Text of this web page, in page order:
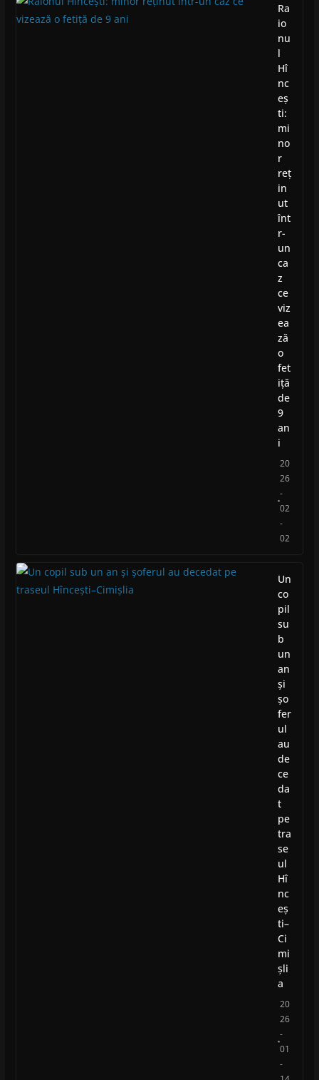
Ra
io
nu
l
Hî
nc
eș
ti:
mi
no
r
reț
in
ut
înt
r-
un
ca
z
ce
viz
ea
ză
o
fet
iță
de
9
an
i
20
26
-
02
-
02
Un
co
pil
su
b
un
an
și
șo
fer
ul
au
de
ce
da
t
pe
tra
se
ul
Hî
nc
eș
ti–
Ci
mi
șli
a
20
26
-
01
-